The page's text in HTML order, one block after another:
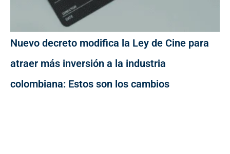
Nuevo decreto modifica la Ley de Cine para
atraer más inversión a la industria
colombiana: Estos son los cambios